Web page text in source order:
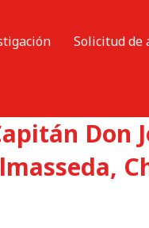
Solicitud de
Don